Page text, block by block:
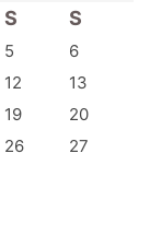
S S
5
6
12
13
19
20
26
27